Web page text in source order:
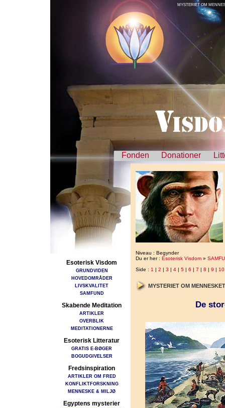
MYSTERIET OM
Fonden Donationer
Esoterisk Visdom
GRUNDVIDEN
HOVEDOMRÅDER
LIVSKVALITET
SAMFUND
Skabende Meditation
ARTIKLER
OVERBLIK
MEDITATIONERNE
Esoterisk Litteratur
GRATIS E-BØGER
BOGUDGIVELSER
Fredsinspiration
ARTIKLER OM FRED
KONFLIKTFORSKNING
MENNESKE & MILJØ
Egyptens mysterier
Niveau : Begynder
Du er her : Esoterisk Visdom »
Side : 1 | 2 | 3 | 4 | 5 | 6 | 7 | 8 | 9 | 10
MYSTERIET OM
De